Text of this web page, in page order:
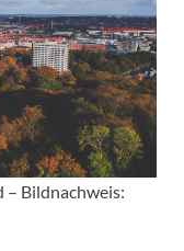
Bildnachweis: